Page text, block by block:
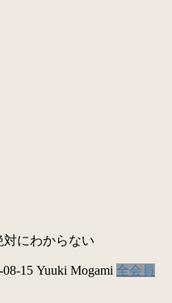
にわからない
08-15 Yuuki Mogami 全会員